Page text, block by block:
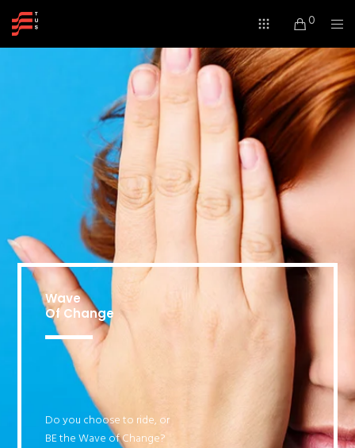
0
Wave
Of Change
Do you choose to ride, or
BE the Wave of Change?